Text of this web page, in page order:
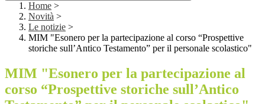
Home >
Novità >
Le notizie >
MIM "Esonero per la partecipazione al corso “Prospettive
storiche sull’Antico Testamento” per il personale scolastico"
MIM "Esonero per la partecipazione al
corso “Prospettive storiche sull’Antico